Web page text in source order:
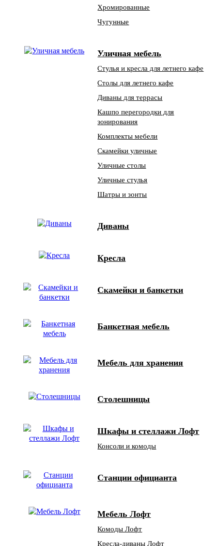
Хромированные
Чугунные
Уличная мебель
Стулья и кресла для летнего кафе
Столы для летнего кафе
Диваны для террасы
Кашпо перегородки для
зонирования
Комплекты мебели
Скамейки уличные
Уличные столы
Уличные стулья
Шатры и зонты
Диваны
Кресла
Скамейки и банкетки
Банкетная мебель
Мебель для хранения
Столешницы
Шкафы и стеллажи Лофт
Консоли и комоды
Станции официанта
Мебель Лофт
Комоды Лофт
Кресла-диваны Лофт